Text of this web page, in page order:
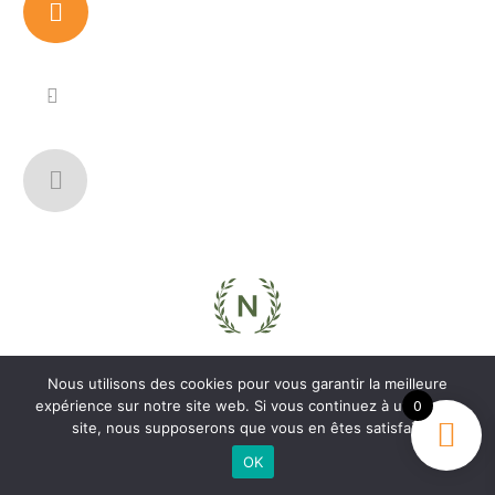
Love Nature by Tyler Moore
0
Nous utilisons des cookies pour vous garantir la meilleure
expérience sur notre site web. Si vous continuez à utiliser ce
site, nous supposerons que vous en êtes satisfait.
OK